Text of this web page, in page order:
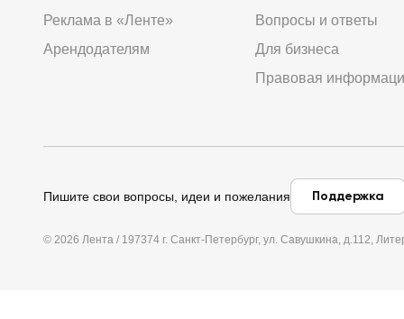
Реклама в «Ленте»
Арендодателям
Вопросы и ответы
Для бизнеса
Правовая
Пишите свои вопросы, идеи и пожелания Поддержка
© 2026 Лента / 197374 г. Санкт-Петербург, ул. Савушкина, д.112,